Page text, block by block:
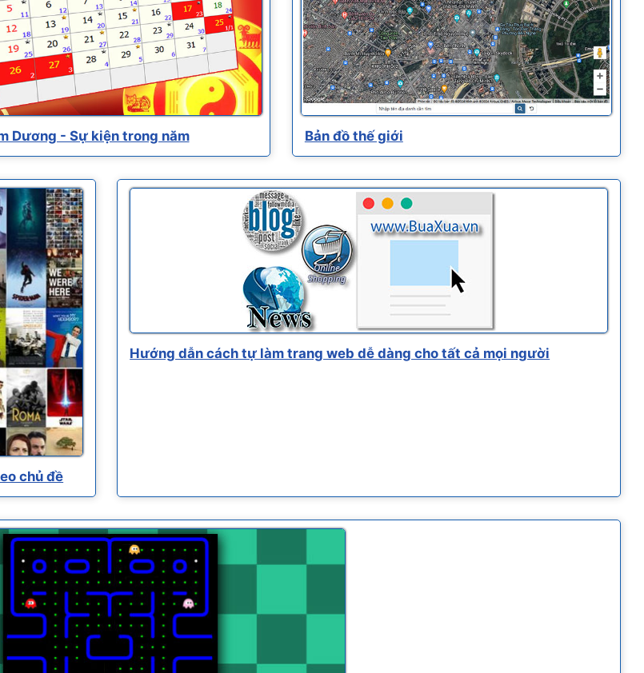
Dương - Sự kiện trong năm Bản đồ thế giới
chủ đề
Hướng dẫn cách tự làm trang web dễ dàng cho tất cả mọi người